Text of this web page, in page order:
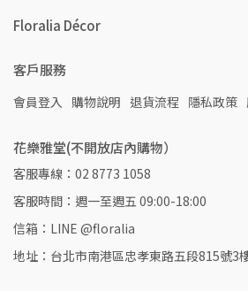
Floralia Décor
客戶服務
會員登入 購物說明 退貨流程 隱私政策
花樂雅堂(不開放店內購物）
客服專線：02 8773 1058
客服時間：週一至週五 09:00-18:00
信箱：LINE @floralia
地址：台北市南港區忠孝東路五段815號3